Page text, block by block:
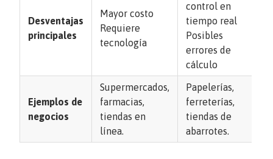
Desventajas
principales
Mayor costo
Requiere
tecnología
control en
tiempo real
Posibles
errores de
cálculo
Ejemplos de
negocios
Supermercados,
farmacias,
tiendas en
línea.
Papelerías,
ferreterías,
tiendas de
abarrotes.